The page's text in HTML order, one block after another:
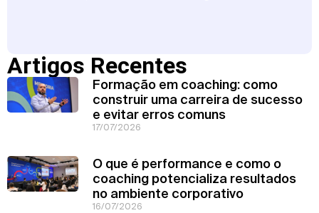
Artigos Recentes
Formação em coaching: como
construir uma carreira de sucesso
e evitar erros comuns
17/07/2026
O que é performance e como o
coaching potencializa resultados
no ambiente corporativo
16/07/2026